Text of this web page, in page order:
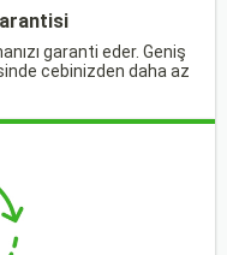
garanti eder. Geniş
cebinizden daha az